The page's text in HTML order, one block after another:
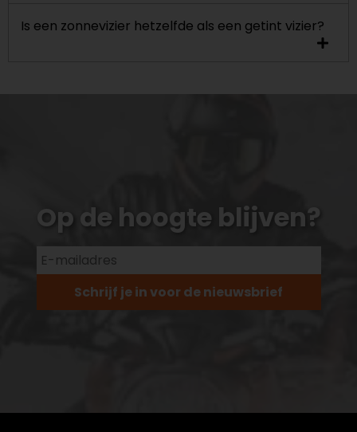
Is een zonnevizier hetzelfde als een getint vizier?
Op de hoogte blijven?
Schrijf je in voor de nieuwsbrief